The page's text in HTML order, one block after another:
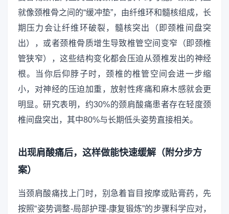
就像颈椎骨之间的“缓冲垫”，由纤维环和髓核组成，长
期压力会让纤维环破裂，髓核突出（即颈椎间盘突
出），或者颈椎骨质增生导致椎管空间变窄（即颈椎
管狭窄），这些结构变化都会压迫从颈椎发出的神经
根。当你后仰脖子时，颈椎的椎管空间会进一步缩
小，对神经的压迫加重，放射性疼痛和麻木感就会更
明显。研究表明，约30%的颈肩酸痛患者存在轻度颈
椎间盘突出，其中80%与长期低头姿势直接相关。
出现肩酸痛后，这样做能快速缓解（附分步方
案）
当颈肩酸痛找上门时，别急着盲目按摩或贴膏药，先
按照“姿势调整-局部护理-康复锻炼”的步骤科学应对，